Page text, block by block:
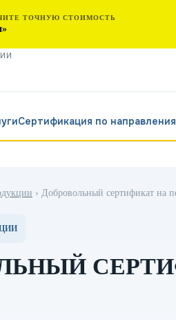
Сертификация по
› Добровольный сертификат на
ТОЧНУЮ СТОИМОСТЬ